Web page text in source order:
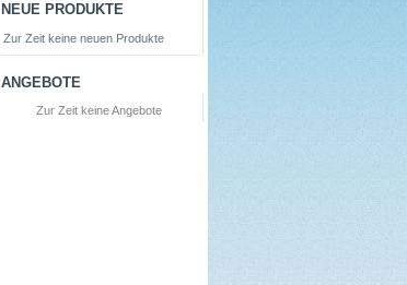
NEUE PRODUKTE
Zur Zeit keine neuen Produkte
ANGEBOTE
Zur Zeit keine Angebote